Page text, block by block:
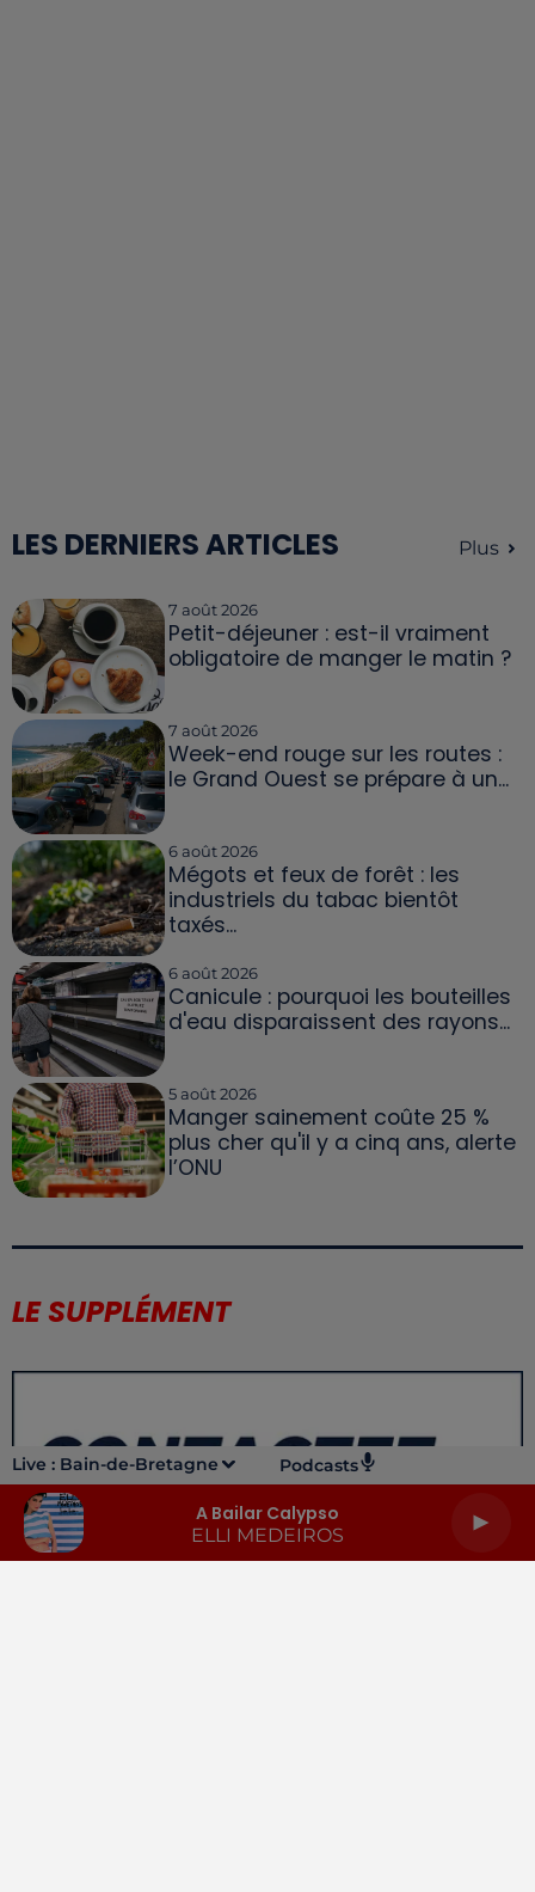
Live : Bain-de-Bretagne Podcasts
A Bailar Calypso
ELLI MEDEIROS
LES DERNIERS ARTICLES Plus
7 août 2026
Petit-déjeuner : est-il vraiment
obligatoire de manger le matin ?
7 août 2026
Week-end rouge sur les routes :
le Grand Ouest se prépare à un...
6 août 2026
Mégots et feux de forêt : les
industriels du tabac bientôt
taxés...
6 août 2026
Canicule : pourquoi les bouteilles
d'eau disparaissent des rayons...
5 août 2026
Manger sainement coûte 25 %
plus cher qu'il y a cinq ans, alerte
l’ONU
LE SUPPLÉMENT